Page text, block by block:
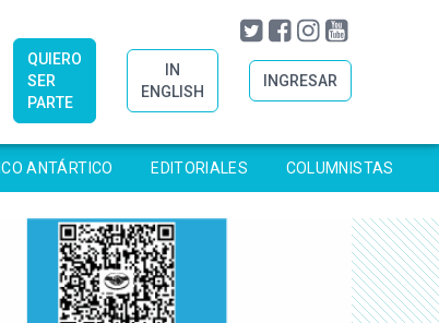
QUIERO
SER
PARTE
IN
ENGLISH
INGRESAR
ANTÁRTICO EDITORIALES COLUMNISTAS